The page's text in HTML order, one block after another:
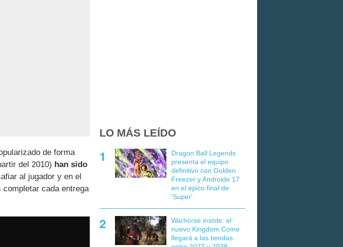
de forma
del 2010) han sido
al jugador y en el
cada entrega
LO MÁS LEÍDO
Dragon Ball Legends
presenta el equipo
definitivo con Golden
Freezer y Androide 17
en el épico final de
'Super'
Warhorse insiste: el
nuevo Kingdom Come
llegará a las tiendas